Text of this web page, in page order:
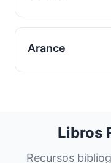
Arance
Libros
Recursos